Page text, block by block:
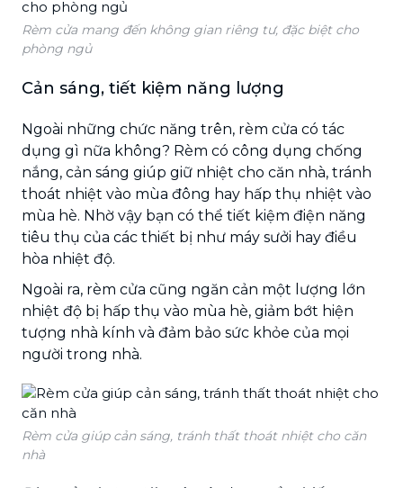
Rèm cửa mang đến không gian riêng tư, đặc biệt cho
phòng ngủ
Cản sáng, tiết kiệm năng lượng
Ngoài những chức năng trên, rèm cửa có tác
dụng gì nữa không? Rèm có công dụng chống
nắng, cản sáng giúp giữ nhiệt cho căn nhà, tránh
thoát nhiệt vào mùa đông hay hấp thụ nhiệt vào
mùa hè. Nhờ vậy bạn có thể tiết kiệm điện năng
tiêu thụ của các thiết bị như máy sưởi hay điều
hòa nhiệt độ.
Ngoài ra, rèm cửa cũng ngăn cản một lượng lớn
nhiệt độ bị hấp thụ vào mùa hè, giảm bớt hiện
tượng nhà kính và đảm bảo sức khỏe của mọi
người trong nhà.
Rèm cửa giúp cản sáng, tránh thất thoát nhiệt cho căn
nhà